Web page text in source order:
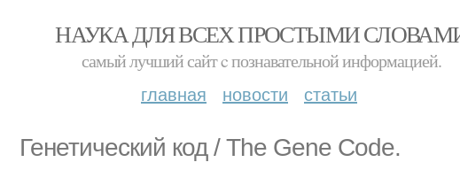
НАУКА ДЛЯ ВСЕХ ПРОСТЫМИ
самый лучший сайт c познавательной информацией.
главная новости статьи
Генетический код / The Gene Code.